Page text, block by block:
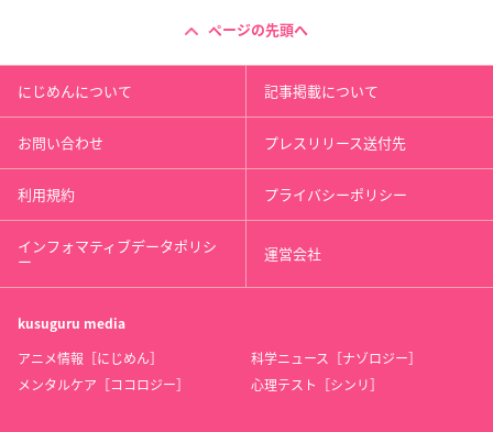
ページの先頭へ
にじめんについて 記事掲載について
お問い合わせ プレスリリース送付先
利用規約 プライバシーポリシー
インフォマティブデータポリシ
ー 運営会社
kusuguru media
アニメ情報［にじめん］
科学ニュース［ナゾロジー］
メンタルケア［ココロジー］
心理テスト［シンリ］